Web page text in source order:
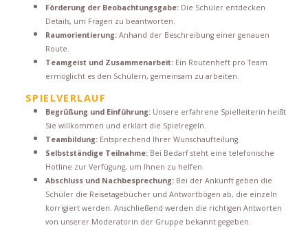
Förderung der Beobachtungsgabe:Die Schüler entdecken
Details, um Fragen zu beantworten.
Raumorientierung:Anhand der Beschreibung einer genauen
Route.
Teamgeist und Zusammenarbeit:Ein Routenheft pro Team
ermöglicht es den Schülern, gemeinsam zu arbeiten.
SPIELVERLAUF
Begrüßung und Einführung:Unsere erfahrene Spielleiterin heißt
Sie willkommen und erklärt die Spielregeln.
Teambildung:Entsprechend Ihrer Wunschaufteilung.
Selbstständige Teilnahme:Bei Bedarf steht eine telefonische
Hotline zur Verfügung, um Ihnen zu helfen.
Abschluss und Nachbesprechung:Bei der Ankunft geben die
Schüler die Reisetagebücher und Antwortbögen ab, die einzeln
korrigiert werden. Anschließend werden die richtigen Antworten
von unserer Moderatorin der Gruppe bekannt gegeben.